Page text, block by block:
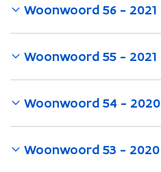
Woonwoord 56 - 2021
Woonwoord 55 - 2021
Woonwoord 54 - 2020
Woonwoord 53 - 2020